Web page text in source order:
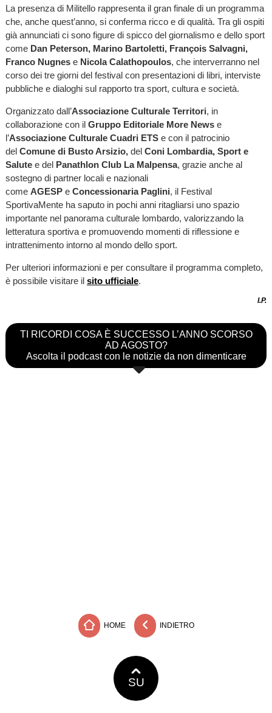
La presenza di Militello rappresenta il gran finale di un programma
che, anche quest’anno, si conferma ricco e di qualità. Tra gli ospiti
già annunciati ci sono figure di spicco del giornalismo e dello sport
come Dan Peterson, Marino Bartoletti, François Salvagni,
Franco Nugnese Nicola Calathopoulos, che interverranno nel
corso dei tre giorni del festival con presentazioni di libri, interviste
pubbliche e dialoghi sul rapporto tra sport, cultura e società.
Organizzato dall’Associazione Culturale Territori, in
collaborazione con il Gruppo Editoriale More Newse
l’Associazione Culturale Cuadri ETS e con il patrocinio
del Comune di Busto Arsizio, del Coni Lombardia, Sport e
Salutee del Panathlon Club La Malpensa, grazie anche al
sostegno di partner locali e nazionali
come AGESPe Concessionaria Paglini, il Festival
SportivaMente ha saputo in pochi anni ritagliarsi uno spazio
importante nel panorama culturale lombardo, valorizzando la
letteratura sportiva e promuovendo momenti di riflessione e
intrattenimento intorno al mondo dello sport.
Per ulteriori informazioni e per consultare il programma completo,
è possibile visitare il sito ufficiale.
I.P.
TI RICORDI COSA È SUCCESSO L’ANNO SCORSO
AD AGOSTO?
Ascolta il podcast con le notizie da non dimenticare
HOME INDIETRO
SU